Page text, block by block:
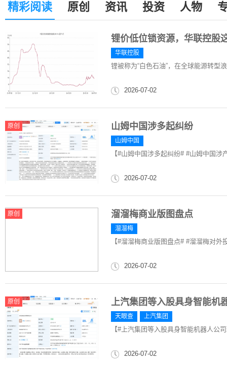
精彩阅读 原创 资讯 投资 人物
锂价低位锁资源，华联控股
华联控股
锂被称为“白色石油”，在全球能源转型
2026-07-02
原创 山姆中国涉多起纠纷
山姆中国
【#山姆中国涉多起纠纷# #山姆中国
2026-07-02
原创 溜溜梅商业版图盘点
溜溜梅
【#溜溜梅商业版图盘点# #溜溜梅对
2026-07-02
原创 上汽集团等入股具身智能机
天眼查 上汽集团
【#上汽集团等入股具身智能机器人公
2026-07-02